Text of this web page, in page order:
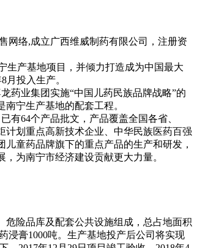
网络,成立广西维威制药有限公司，注册资
生产基地项目，并倾力打造成为中国最大
月投入生产。
药业集团实施“中国儿药民族品牌战略”的
宁生产基地的配套工程。
有64个产品批文，产品覆盖全国各省、
划重点高新技术企业、中华民族医药百强
童药品牌旗下的重点产品的生产和研发，
为南宁市经济建设贡献更大力量。
险品库及配套公共设施组成，总占地面积
浸膏1000吨。生产基地投产后公司将实现